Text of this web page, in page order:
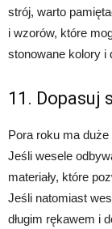
strój, warto
i wzorów, które
stonowane kolory i
11. Dopasuj
Pora roku ma
Jeśli wesele
materiały, które
Jeśli natomiast
długim rękawem i